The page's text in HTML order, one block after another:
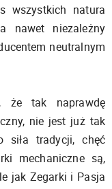
wszystkich natura
niezależny
neutralnym
że tak naprawdę
nie jest już tak
siła tradycji, chęć
mechaniczne są,
jak Zegarki i Pasja